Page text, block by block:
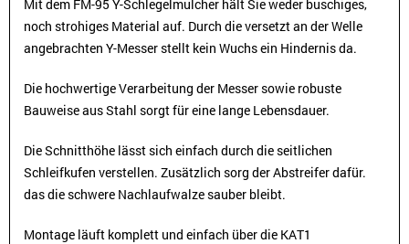
Mit dem FM-95 Y-Schlegelmulcher hält Sie weder buschiges,
noch strohiges Material auf. Durch die versetzt an der Welle
angebrachten Y-Messer stellt kein Wuchs ein Hindernis da.
Die hochwertige Verarbeitung der Messer sowie robuste
Bauweise aus Stahl sorgt für eine lange Lebensdauer.
Die Schnitthöhe lässt sich einfach durch die seitlichen
Schleifkufen verstellen. Zusätzlich sorg der Abstreifer dafür.
das die schwere Nachlaufwalze sauber bleibt.
Montage läuft komplett und einfach über die KAT1